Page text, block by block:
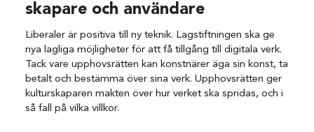
skapare och användare
Liberaler är positiva till ny teknik. Lagstiftningen ska ge
nya lagliga möjligheter för att få tillgång till digitala verk.
Tack vare upphovsrätten kan konstnärer äga sin konst, ta
betalt och bestämma över sina verk. Upphovsrätten ger
kulturskaparen makten över hur verket ska spridas, och i
så fall på vilka villkor.